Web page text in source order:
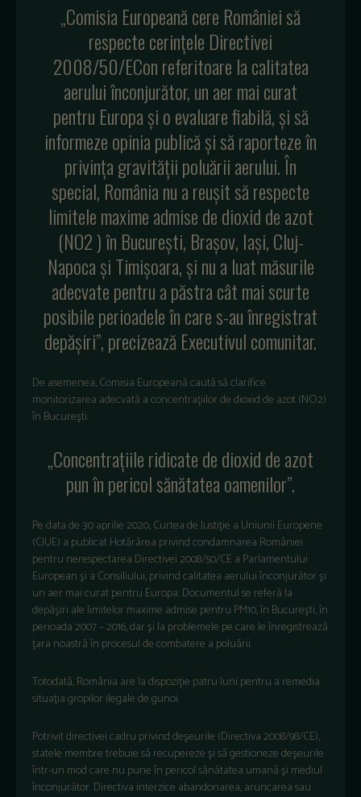
„Comisia Europeană cere României să
respecte cerinţele Directivei
2008/50/ECon referitoare la calitatea
aerului înconjurător, un aer mai curat
pentru Europa şi o evaluare fiabilă, şi să
informeze opinia publică şi să raporteze în
privinţa gravităţii poluării aerului. În
special, România nu a reuşit să respecte
limitele maxime admise de dioxid de azot
(NO2 ) în Bucureşti, Braşov, Iaşi, Cluj-
Napoca şi Timişoara, şi nu a luat măsurile
adecvate pentru a păstra cât mai scurte
posibile perioadele în care s-au înregistrat
depăşiri”, precizează Executivul comunitar.
De asemenea, Comisia Europeană caută să clarifice
monitorizarea adecvată a concentraţiilor de dioxid de azot (NO2)
în Bucureşti.
„Concentraţiile ridicate de dioxid de azot
pun în pericol sănătatea oamenilor”.
Pe data de 30 aprilie 2020, Curtea de Justiţie a Uniunii Europene
(CJUE) a publicat Hotărârea privind condamnarea României
pentru nerespectarea Directivei 2008/50/CE a Parlamentului
European şi a Consiliului, privind calitatea aerului înconjurător şi
un aer mai curat pentru Europa. Documentul se referă la
depăşiri ale limitelor maxime admise pentru PM10, în Bucureşti, în
perioada 2007 – 2016, dar şi la problemele pe care le înregistrează
ţara noastră în procesul de combatere a poluării.
Totodată, România are la dispoziţie patru luni pentru a remedia
situaţia gropilor ilegale de gunoi.
Potrivit directivei cadru privind deşeurile (Directiva 2008/98/CE),
statele membre trebuie să recupereze şi să gestioneze deşeurile
într-un mod care nu pune în pericol sănătatea umană şi mediul
înconjurător. Directiva interzice abandonarea, aruncarea sau